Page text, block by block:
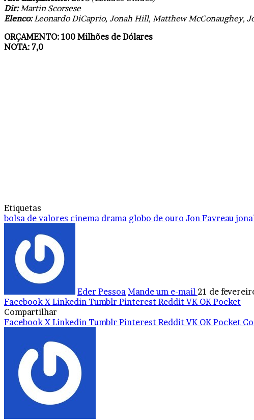
Dir:Martin Scorsese
Elenco:Leonardo DiCaprio, Jonah Hill, Matthew McConaughey,
ORÇAMENTO: 100 Milhões de Dólares
NOTA: 7,0
Etiquetas
bolsa de valores cinema drama globo de ouro Jon Favreau
Eder Pessoa Mande um e-mail 21 de
Facebook X Linkedin Tumblr Pinterest Reddit VK OK Pocket
Compartilhar
Facebook X Linkedin Tumblr Pinterest Reddit VK OK Pocket